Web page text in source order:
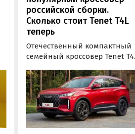
российской сборки.
Сколько стоит Tenet T4L
теперь
Отечественный компактный
семейный кроссовер Tenet
На эту сумму выросла цена
базовой комплектации, в то
время как стоимость топовой
версии осталась
выяснили «Автоновости
ходе мониторинга прайс-